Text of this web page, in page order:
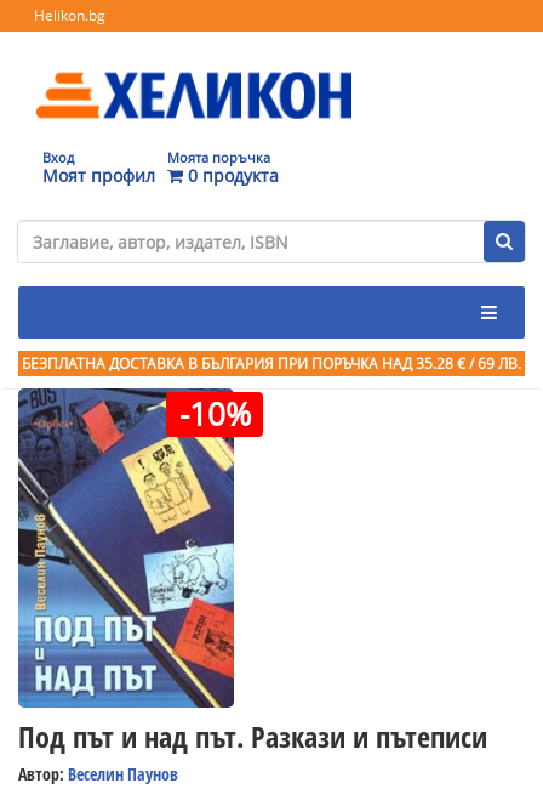
Helikon.bg
Вход
Моят профил
Моята поръчка
0 продукта
БЕЗПЛАТНА ДОСТАВКА В БЪЛГАРИЯ ПРИ ПОРЪЧКА НАД 35.28 € / 69 ЛВ.
-10%
Под път и над път. Разкази и пътеписи
Автор: Веселин Паунов